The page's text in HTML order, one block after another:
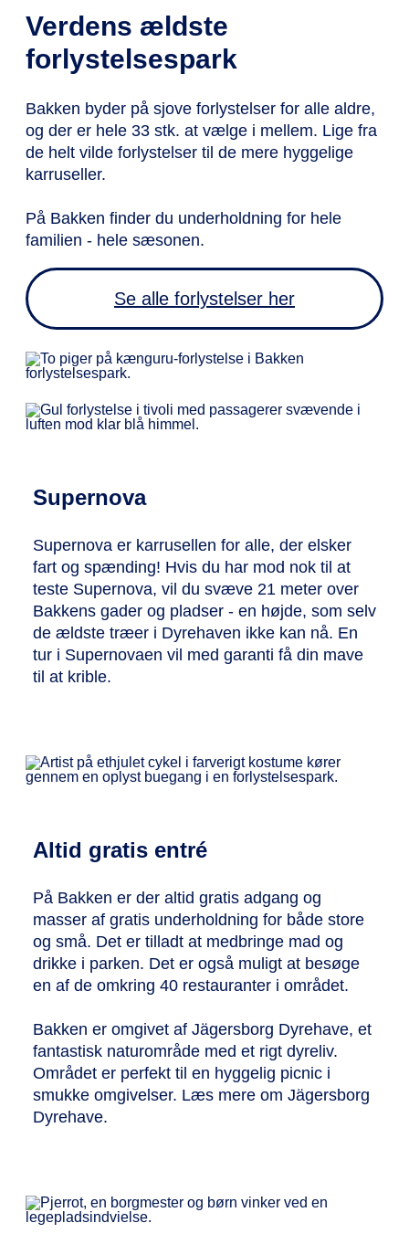
Verdens ældste
forlystelsespark
Bakken byder på sjove forlystelser for alle aldre,
og der er hele 33 stk. at vælge i mellem. Lige fra
de helt vilde forlystelser til de mere hyggelige
karruseller.
På Bakken finder du underholdning for hele
familien - hele sæsonen.
Se alle forlystelser her
Supernova
Supernova er karrusellen for alle, der elsker
fart og spænding! Hvis du har mod nok til at
teste Supernova, vil du svæve 21 meter over
Bakkens gader og pladser - en højde, som selv
de ældste træer i Dyrehaven ikke kan nå. En
tur i Supernovaen vil med garanti få din mave
til at krible.
Altid gratis entré
På Bakken er der altid gratis adgang og
masser af gratis underholdning for både store
og små. Det er tilladt at medbringe mad og
drikke i parken. Det er også muligt at besøge
en af ​​de omkring 40 restauranter i området.
Bakken er omgivet af Jägersborg Dyrehave, et
fantastisk naturområde med et rigt dyreliv.
Området er perfekt til en hyggelig picnic i
smukke omgivelser. Læs mere om Jägersborg
Dyrehave.